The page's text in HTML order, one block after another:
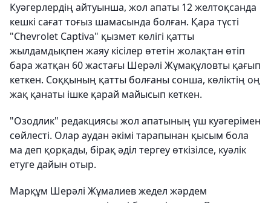
Куәгерлердің айтуынша, жол апаты 12 желтоқсанда
кешкі сағат тоғыз шамасында болған. Қара түсті
"Chevrolet Captiva" қызмет көлігі қатты
жылдамдықпен жаяу кісілер өтетін жолақтан өтіп
бара жатқан 60 жастағы Шерәлі Жұмақұловты қағып
кеткен. Соққының қатты болғаны сонша, көліктің оң
жақ қанаты ішке қарай майысып кеткен.
"Озодлик" редакциясы жол апатының үш куәгерімен
сөйлесті. Олар аудан әкімі тарапынан қысым бола
ма деп қорқады, бірақ әділ тергеу өткізілсе, куәлік
етуге дайын отыр.
Марқұм Шерәлі Жұмалиев жедел жәрдем